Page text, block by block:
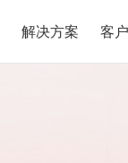
解决方案 客